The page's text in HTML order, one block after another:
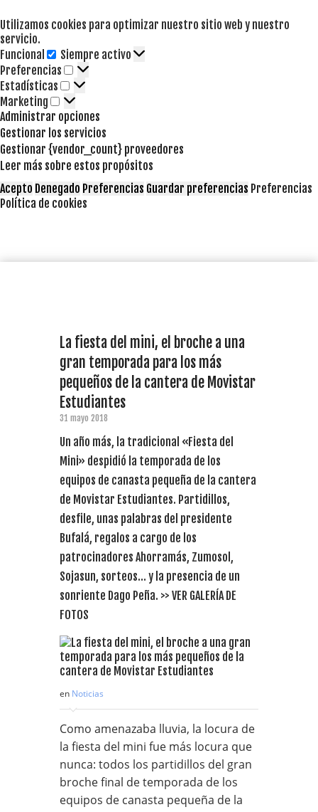
Utilizamos cookies para optimizar nuestro sitio web y nuestro
servicio.
Funcional
Funcional
Siempre activo
Preferencias
Preferencias
Estadísticas Estadísticas
Marketing Marketing
Administrar opciones
Gestionar los servicios
Gestionar {vendor_count} proveedores
Leer más sobre estos propósitos
Acepto Denegado Preferencias Guardar preferencias Preferencias
Política de cookies
La fiesta del mini, el broche a una
gran temporada para los más
pequeños de la cantera de Movistar
Estudiantes
31 mayo 2018
Un año más, la tradicional «Fiesta del
Mini» despidió la temporada de los
equipos de canasta pequeña de la cantera
de Movistar Estudiantes. Partidillos,
desfile, unas palabras del presidente
Bufalá, regalos a cargo de los
patrocinadores Ahorramás, Zumosol,
Sojasun, sorteos… y la presencia de un
sonriente Dago Peña. >> VER GALERÍA DE
FOTOS
en Noticias
Como amenazaba lluvia, la locura de
la fiesta del mini fue más locura que
nunca: todos los partidillos del gran
broche final de temporada de los
equipos de canasta pequeña de la